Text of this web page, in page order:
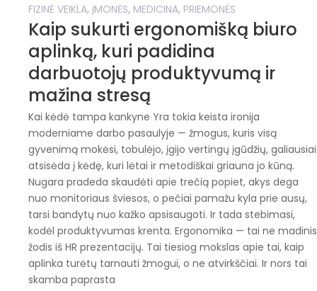
FIZINĖ VEIKLA,ĮMONĖS, MEDICINA, PRIEMONĖS
Kaip sukurti ergonomišką biuro
aplinką, kuri padidina
darbuotojų produktyvumą ir
mažina stresą
Kai kėdė tampa kankyne Yra tokia keista ironija
moderniame darbo pasaulyje — žmogus, kuris visą
gyvenimą mokėsi, tobulėjo, įgijo vertingų įgūdžių, galiausiai
atsisėda į kėdę, kuri lėtai ir metodiškai griauna jo kūną.
Nugara pradeda skaudėti apie trečią popiet, akys dega
nuo monitoriaus šviesos, o pečiai pamažu kyla prie ausų,
tarsi bandytų nuo kažko apsisaugoti. Ir tada stebimasi,
kodėl produktyvumas krenta. Ergonomika — tai ne madinis
žodis iš HR prezentacijų. Tai tiesiog mokslas apie tai, kaip
aplinka turėtų tarnauti žmogui, o ne atvirkščiai. Ir nors tai
skamba paprasta